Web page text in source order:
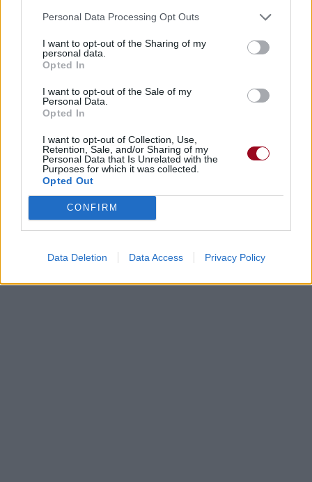
Personal Data Processing Opt Outs
I want to opt-out of the Sharing of my
personal data.
Opted In
I want to opt-out of the Sale of my
Personal Data.
Opted In
I want to opt-out of Collection, Use,
Retention, Sale, and/or Sharing of my
Personal Data that Is Unrelated with the
Purposes for which it was collected.
Opted Out
CONFIRM
Data Deletion Data Access Privacy Policy
Voir la vidéo de «Show Me»
Concert/Live
Paroles + Traduction